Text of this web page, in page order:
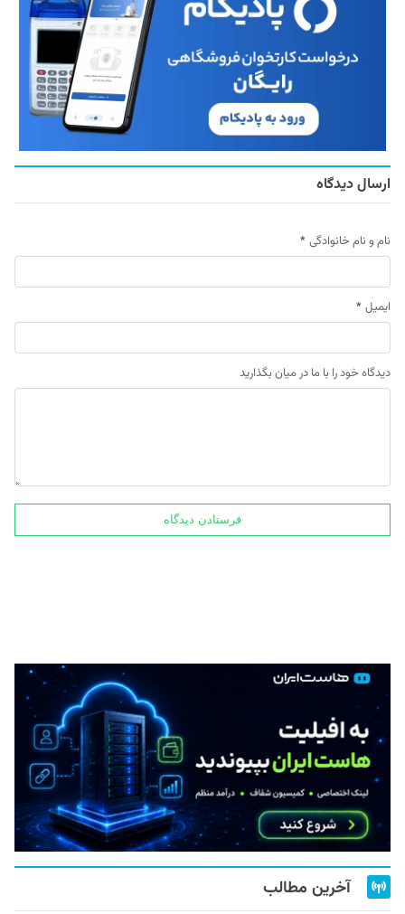
ارسال دیدگاه
نام و نام خانوادگی *
ایمیل *
دیدگاه خود را با ما در میان بگذارید
آخرین مطالب